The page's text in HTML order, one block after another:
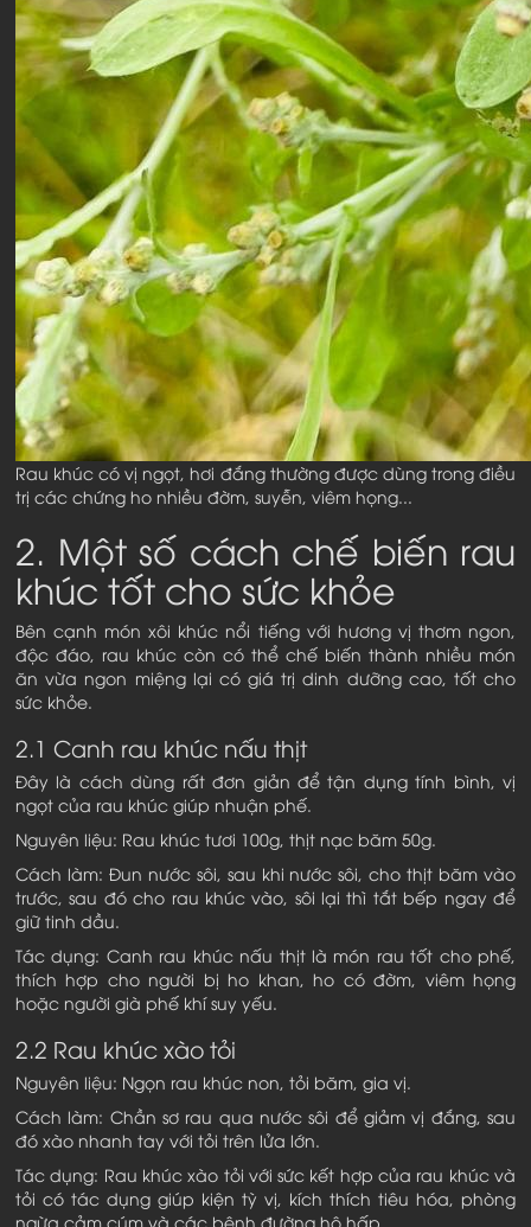
Rau khúc có vị ngọt, hơi đắng thường được dùng trong điều
trị các chứng ho nhiều đờm, suyễn, viêm họng...
2. Một số cách chế biến rau
khúc tốt cho sức khỏe
Bên cạnh món xôi khúc nổi tiếng với hương vị thơm ngon,
độc đáo, rau khúc còn có thể chế biến thành nhiều món
ăn vừa ngon miệng lại có giá trị dinh dưỡng cao, tốt cho
sức khỏe.
2.1 Canh rau khúc nấu thịt
Đây là cách dùng rất đơn giản để tận dụng tính bình, vị
ngọt của rau khúc giúp nhuận phế.
Nguyên liệu: Rau khúc tươi 100g, thịt nạc băm 50g.
Cách làm: Đun nước sôi, sau khi nước sôi, cho thịt băm vào
trước, sau đó cho rau khúc vào, sôi lại thì tắt bếp ngay để
giữ tinh dầu.
Tác dụng: Canh rau khúc nấu thịt là món rau tốt cho phế,
thích hợp cho người bị ho khan, ho có đờm, viêm họng
hoặc người già phế khí suy yếu.
2.2 Rau khúc xào tỏi
Nguyên liệu: Ngọn rau khúc non, tỏi băm, gia vị.
Cách làm: Chần sơ rau qua nước sôi để giảm vị đắng, sau
đó xào nhanh tay với tỏi trên lửa lớn.
Tác dụng: Rau khúc xào tỏi với sức kết hợp của rau khúc và
tỏi có tác dụng giúp kiện tỳ vị, kích thích tiêu hóa, phòng
ngừa cảm cúm và các bệnh đường hô hấp.